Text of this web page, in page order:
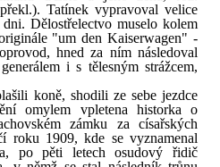
Tatínek vypravoval velice
Dělostřelectvo muselo kolem
"um den Kaiserwagen" -
hned za ním následoval
i s tělesným strážcem,
koně, shodili ze sebe jezdce
omylem vpletena historka o
zámku za císařských
roku 1909, kde se vyznamenal
po pěti letech osudový řidič